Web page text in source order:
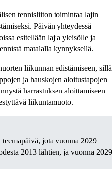
tennisliiton toimintaa lajin
Päivän yhteydessä
esitellään lajia yleisölle ja
matalalla kynnyksellä.
liikunnan edistämiseen, sillä
ja hauskojen aloitustapojen
harrastuksen aloittamiseen
liikuntamuoto.
jota vuonna 2029
2013 lähtien, ja vuonna 2029